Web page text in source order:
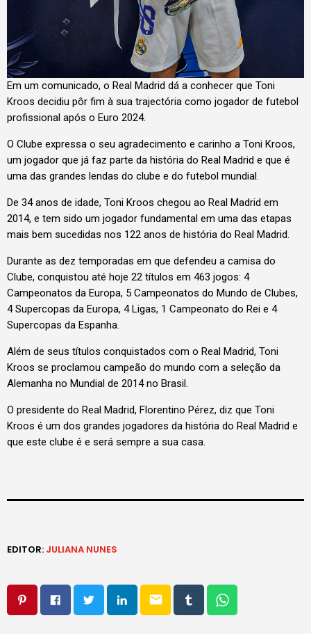
Em um comunicado, o Real Madrid dá a conhecer que Toni
Kroos decidiu pôr fim à sua trajectória como jogador de futebol
profissional após o Euro 2024.
O Clube expressa o seu agradecimento e carinho a Toni Kroos,
um jogador que já faz parte da história do Real Madrid e que é
uma das grandes lendas do clube e do futebol mundial.
De 34 anos de idade, Toni Kroos chegou ao Real Madrid em
2014, e tem sido um jogador fundamental em uma das etapas
mais bem sucedidas nos 122 anos de história do Real Madrid.
Durante as dez temporadas em que defendeu a camisa do
Clube, conquistou até hoje 22 títulos em 463 jogos: 4
Campeonatos da Europa, 5 Campeonatos do Mundo de Clubes,
4 Supercopas da Europa, 4 Ligas, 1 Campeonato do Rei e 4
Supercopas da Espanha.
Além de seus títulos conquistados com o Real Madrid, Toni
Kroos se proclamou campeão do mundo com a seleção da
Alemanha no Mundial de 2014 no Brasil.
O presidente do Real Madrid, Florentino Pérez, diz que Toni
Kroos é um dos grandes jogadores da história do Real Madrid e
que este clube é e será sempre a sua casa.
EDITOR: JULIANA NUNES
email